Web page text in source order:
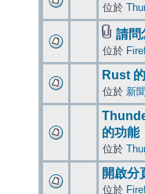
位於
請問
位於
Rust
位於 新
的功能
位於
開啟分
位於